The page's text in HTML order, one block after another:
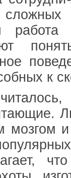
сложных
к
мозгом